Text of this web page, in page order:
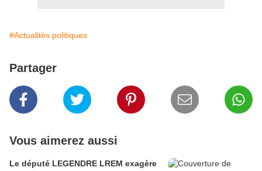
#Actualités politiques
Partager
Vous aimerez aussi
Le député LEGENDRE LREM exagère